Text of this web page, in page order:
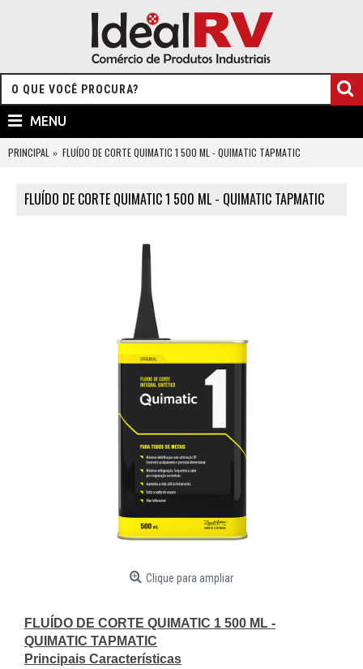
MENU
PRINCIPAL FLUÍDO DE CORTE QUIMATIC 1 500 ML - QUIMATIC TAPMATIC
FLUÍDO DE CORTE QUIMATIC 1 500 ML - QUIMATIC TAPMATIC
Clique para ampliar
FLUÍDO DE CORTE QUIMATIC 1 500 ML -
QUIMATIC TAPMATIC
Principais Características